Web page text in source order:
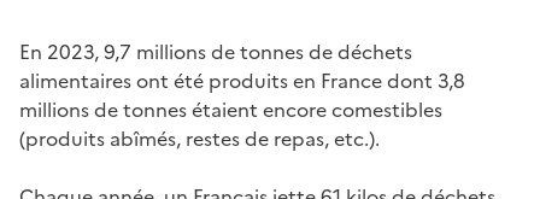
En 2023, 9,7 millions de tonnes de déchets
alimentaires ont été produits en France dont 3,8
millions de tonnes étaient encore comestibles
(produits abîmés, restes de repas, etc.).